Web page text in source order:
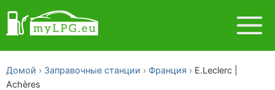
Домой Заправочные станции Франция
E.Leclerc |
Achères